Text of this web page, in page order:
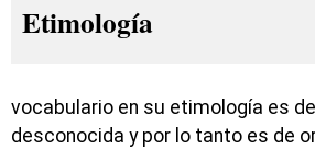
Etimología
vocabulario en su etimología es
desconocida y por lo tanto es de